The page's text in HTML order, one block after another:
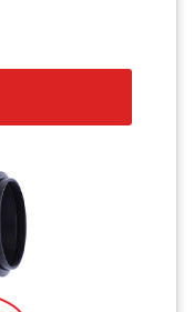
Optic
over IP
CCTV